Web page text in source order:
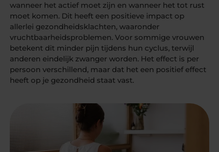
wanneer het actief moet zijn en wanneer het tot rust
moet komen. Dit heeft een positieve impact op
allerlei gezondheidsklachten, waaronder
vruchtbaarheidsproblemen. Voor sommige vrouwen
betekent dit minder pijn tijdens hun cyclus, terwijl
anderen eindelijk zwanger worden. Het effect is per
persoon verschillend, maar dat het een positief effect
heeft op je gezondheid staat vast.